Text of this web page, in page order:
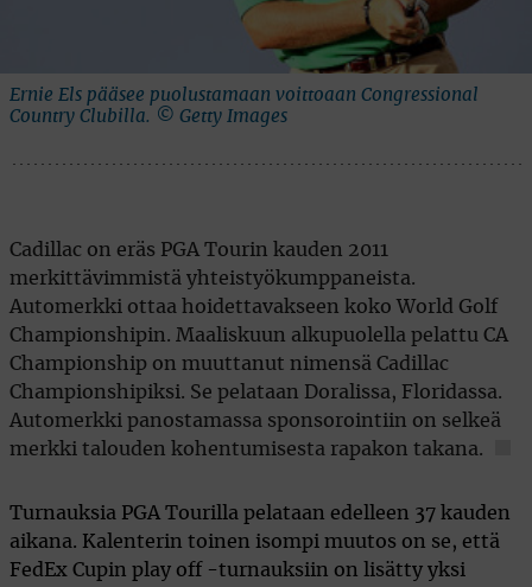
Ernie Els pääsee puolustamaan voittoaan Congressional
Country Clubilla. © Getty Images
Cadillac on eräs PGA Tourin kauden 2011
merkittävimmistä yhteistyökumppaneista.
Automerkki ottaa hoidettavakseen koko World Golf
Championshipin. Maaliskuun alkupuolella pelattu CA
Championship on muuttanut nimensä Cadillac
Championshipiksi. Se pelataan Doralissa, Floridassa.
Automerkki panostamassa sponsorointiin on selkeä
merkki talouden kohentumisesta rapakon takana.
Turnauksia PGA Tourilla pelataan edelleen 37 kauden
aikana. Kalenterin toinen isompi muutos on se, että
FedEx Cupin play off -turnauksiin on lisätty yksi